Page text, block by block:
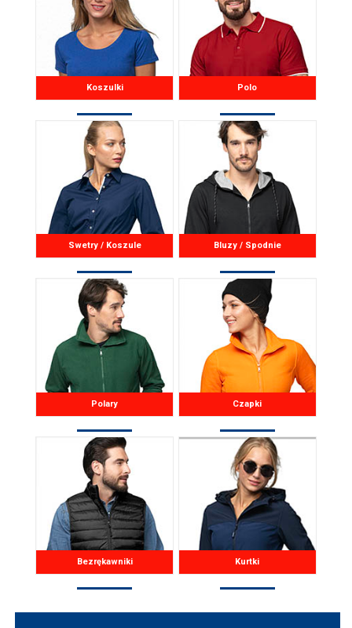
Koszulki Polo
Swetry / Koszule Bluzy / Spodnie
Polary Czapki
Bezrękawniki Kurtki